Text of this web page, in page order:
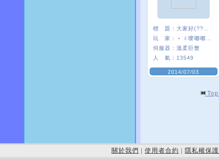
標 題：
玩 家：
伺服器： 溫柔巨蟹
人 氣： 13549
2014/07/03
關於我們 | 使用者合約 | 隱私權保護